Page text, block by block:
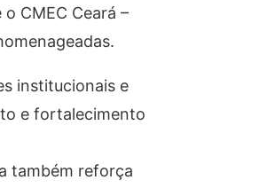
CMEC Ceará –
institucionais e
e fortalecimento
também reforça